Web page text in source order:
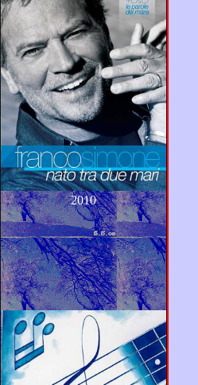
2010